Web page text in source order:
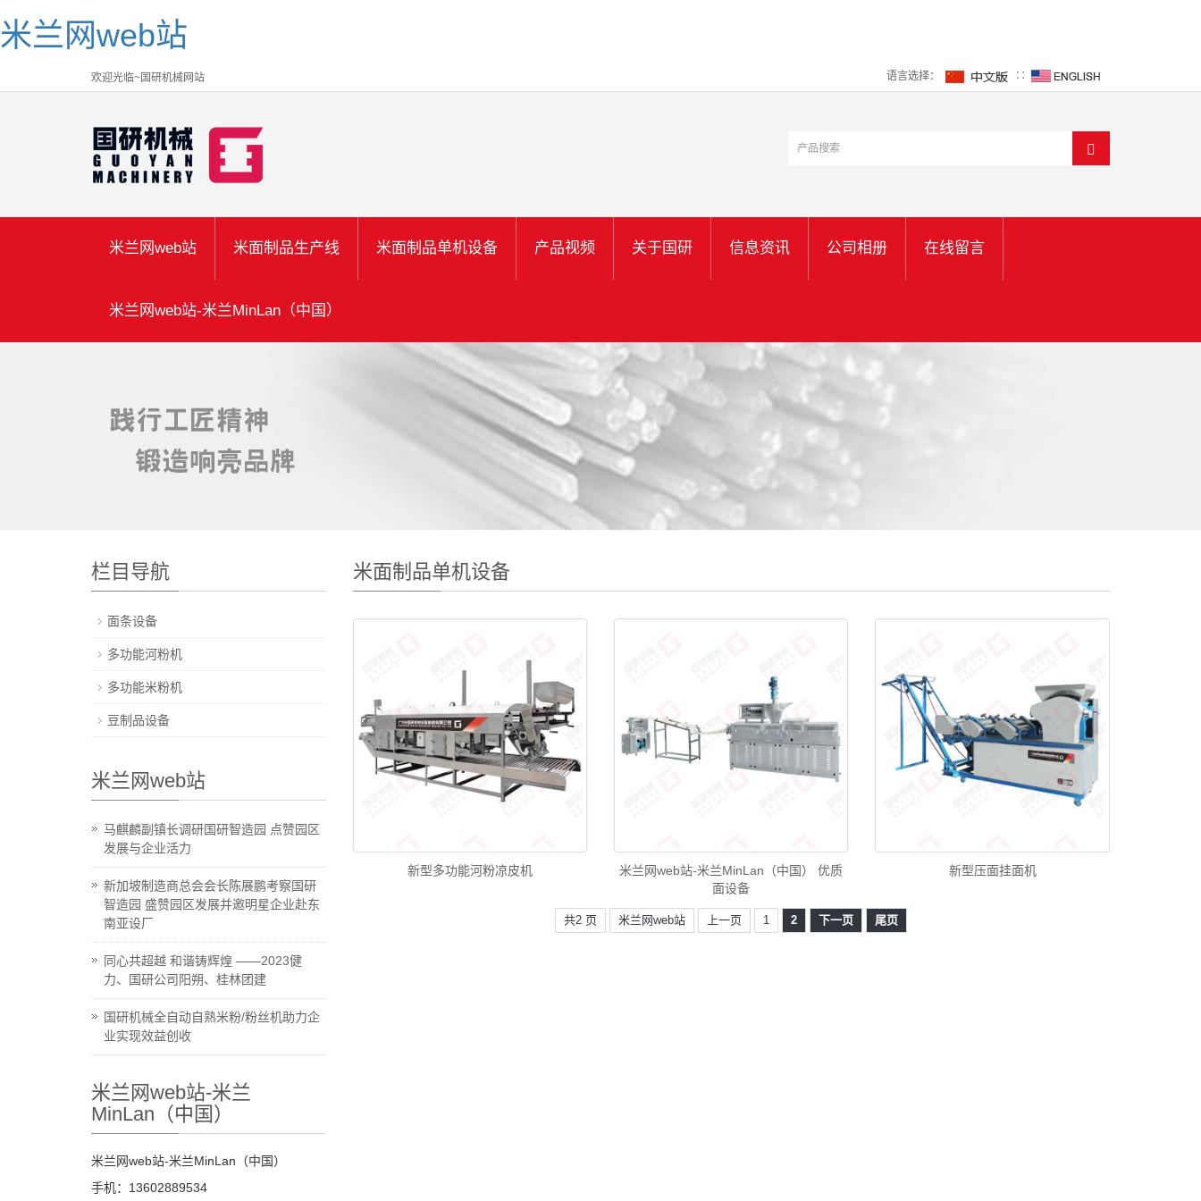
米兰网web站
欢迎光临~国研机械网站 语言选择： ∷
米兰网web站 米面制品生产线 米面制品单机设备 产品视频 关于国研 信息资讯 公司相册 在线留言
米兰网web站-米兰MinLan（中国）
米面制品单机设备
新型多功能河粉凉皮机
米兰网web站-米兰MinLan（中国） 优质
面设备
新型压面挂面机
共2 页 米兰网web站 上一页 1 2 下一页 尾页
栏目导航
面条设备
多功能河粉机
多功能米粉机
豆制品设备
米兰网web站
马麒麟副镇长调研国研智造园 点赞园区
发展与企业活力
新加坡制造商总会会长陈展鹏考察国研
智造园 盛赞园区发展并邀明星企业赴东
南亚设厂
同心共超越 和谐铸辉煌 ——2023健
力、国研公司阳朔、桂林团建
国研机械全自动自熟米粉/粉丝机助力企
业实现效益创收
米兰网web站-米兰
MinLan（中国）
米兰网web站-米兰MinLan（中国）
手机：13602889534